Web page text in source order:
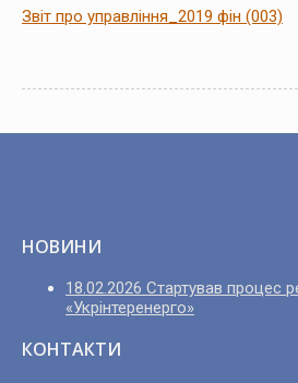
Звіт про управління_2019 фін (003)
НОВИНИ
18.02.2026 Стартував процес
«Укрінтеренерго»
КОНТАКТИ